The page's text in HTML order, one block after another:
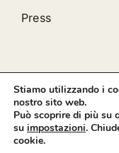
Press
© 2012 - 2026 •
eCommerce
Stiamo utilizzando i
nostro sito web.
Può scoprire di più su
su impostazioni.
cookie.